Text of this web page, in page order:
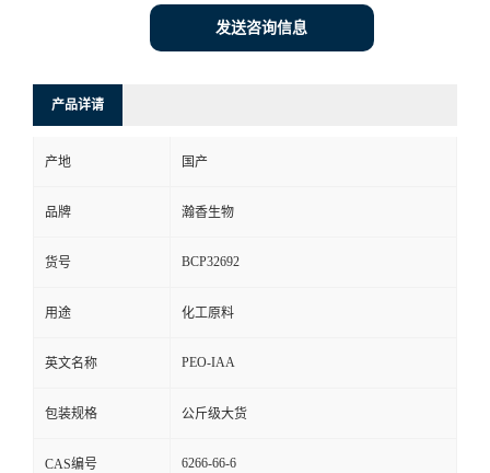
发送咨询信息
产品详请
产地 国产
品牌 瀚香生物
货号 BCP32692
用途 化工原料
英文名称 PEO-IAA
包装规格 公斤级大货
CAS编号 6266-66-6